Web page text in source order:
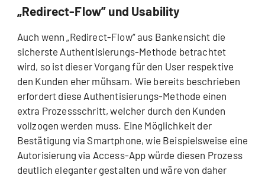
„Redirect-Flow” und Usability
Auch wenn „Redirect-Flow“ aus Bankensicht die
sicherste Authentisierungs-Methode betrachtet
wird, so ist dieser Vorgang für den User respektive
den Kunden eher mühsam. Wie bereits beschrieben
erfordert diese Authentisierungs-Methode einen
extra Prozessschritt, welcher durch den Kunden
vollzogen werden muss. Eine Möglichkeit der
Bestätigung via Smartphone, wie Beispielsweise eine
Autorisierung via Access-App würde diesen Prozess
deutlich eleganter gestalten und wäre von daher